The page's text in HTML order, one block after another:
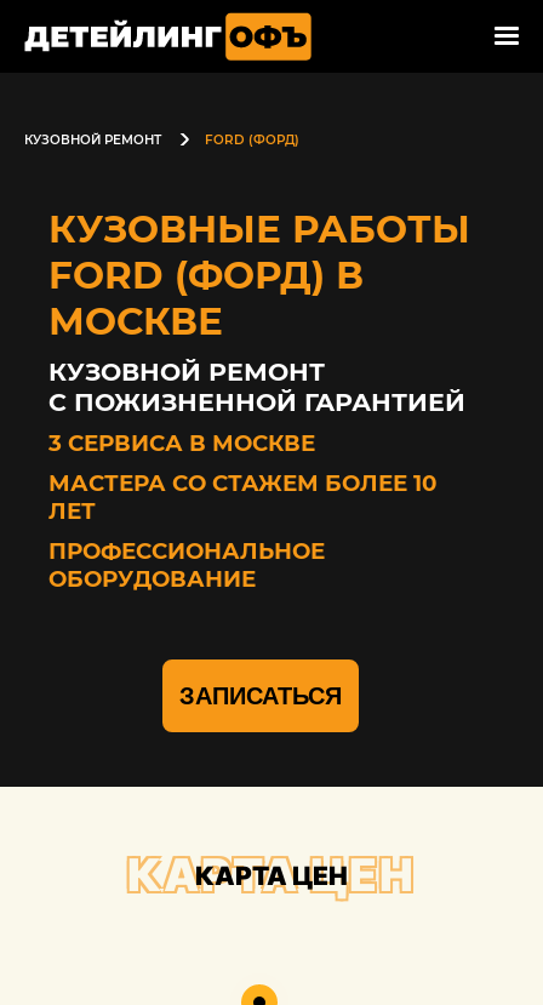
КУЗОВНОЙ РЕМОНТ FORD (ФОРД)
КУЗОВНЫЕ РАБОТЫ
FORD (ФОРД) В
МОСКВЕ
КУЗОВНОЙ РЕМОНТ
С ПОЖИЗНЕННОЙ ГАРАНТИЕЙ
3 СЕРВИСА В МОСКВЕ
МАСТЕРА СО СТАЖЕМ БОЛЕЕ 10
ЛЕТ
ПРОФЕССИОНАЛЬНОЕ
ОБОРУДОВАНИЕ
ЗАПИСАТЬСЯ
КАРТА ЦЕН
КАРТА ЦЕН